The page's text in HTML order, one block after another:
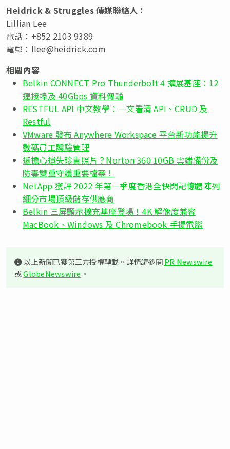
Heidrick & Struggles傳媒聯絡人：
Lillian Lee
電話：+852 2103 9389
電郵： llee@heidrick.com
相關內容
Belkin CONNECT Pro Thunderbolt 4 擴展基座：12
連接埠及 40Gbps 資料傳輸
RESTFUL API 中文教學：一文看清 API、CRUD 及
Restful
VMware 發布 Anywhere Workspace 平台新功能提升
數碼員工體驗管理
還擔心遺失珍貴照片？Norton 360 10GB 雲端備份及
防毒雙重守護重要檔案！
NetApp 獲評 2022 年第一季度香港全快閃記憶體陣列
細分市場頂級儲存供應商
Belkin 三屏顯示擴充基座登場！4K 解像度兼容
MacBook、Windows 及 Chromebook 手提電腦
以上新聞已獲第三方授權轉載。詳情請參閱PR Newswire
或GlobeNewswire 。